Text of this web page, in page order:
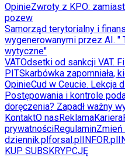
OpinieZwroty z KPO:
pozew
Samorząd terytorialny i
wygenerowanymi przez AI. "
wytyczne"
VATOdsetki od sankcji VAT.
PITSkarbówka zapomniała,
OpinieCud w Ceucie. Lekcja
Postępowania i kontrole
doręczenia? Zapadł ważny
KontaktO nasReklamaKariera
prywatnościRegulaminZmień
dziennik.plforsal.plINFOR.pl
KUP SUBSKRYPCJĘ